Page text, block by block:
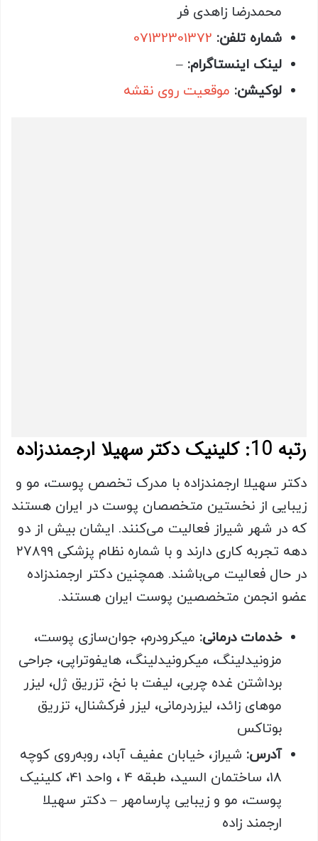
محمدرضا زاهدی فر
شماره تلفن: 07132301372
لینک اینستاگرام: –
لوکیشن: موقعیت روی نقشه
رتبه 10: کلینیک دکتر سهیلا ارجمندزاده
دکتر سهیلا ارجمندزاده با مدرک تخصص پوست، مو و
زیبایی از نخستین متخصصان پوست در ایران هستند
که در شهر شیراز فعالیت می‌کنند. ایشان بیش از دو
دهه تجربه کاری دارند و با شماره نظام پزشکی ۲۷۸۹۹
در حال فعالیت می‌باشند. همچنین دکتر ارجمندزاده
عضو انجمن متخصصین پوست ایران هستند.
خدمات درمانی: میکرودرم، جوان‌سازی پوست،
مزونیدلینگ، میکرونیدلینگ، هایفوتراپی، جراحی
برداشتن غده چربی، لیفت با نخ، تزریق ژل، لیزر
موهای زائد، لیزردرمانی، لیزر فرکشنال، تزریق
بوتاکس
آدرس: شیراز، خیابان عفیف‌ آباد، روبه‌روی کوچه
18، ساختمان السید، طبقه 4 ، واحد 41، کلینیک
پوست، مو و زیبایی پارسامهر – دکتر سهیلا
ارجمند زاده